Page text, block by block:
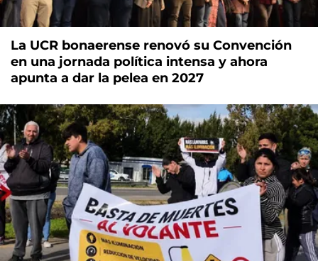
La UCR bonaerense renovó su Convención
en una jornada política intensa y ahora
apunta a dar la pelea en 2027